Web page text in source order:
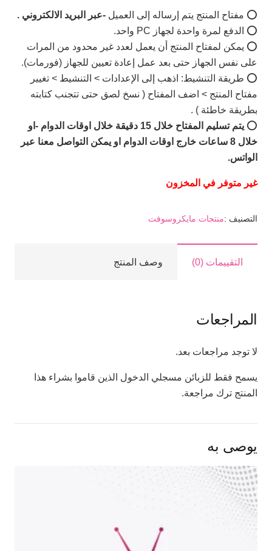
⭕️ مفتاح المنتج يتم إرساله إلى العميل -عبر البريد الالكتروني .
⭕️ الدفع لمرة واحدة لجهاز PC واحد.
⭕️ يمكن لمفتاح المنتج أن يعمل لعدد غير محدود من المرات
على نفس الجهاز حتى بعد عمل إعادة تعيين للجهاز (فورمات).
⭕️ طريقة التنشيط: اذهب إلى الإعدادات > التنشيط > تغيير
مفتاح المنتج > اضف المفتاح ( نسخ لصق حتى تتجنب كتابته
بطريقة خاطئة ) .
⭕️
يتم تسليم المفتاح خلال 15 دقيقة خلال اوقات الدوام -او
خلال 8 ساعات خارج اوقات الدوام او يمكن التواصل معنا عبر
الواتس.
غير متوفر في المخزون
التصنيف :منتجات مايكروسوفت
التقييمات (0) وصف المنتج
المراجعات
لا توجد مراجعات بعد.
يسمح فقط للزبائن مسجلي الدخول الذين قاموا بشراء هذا
المنتج ترك مراجعة.
يوصى به